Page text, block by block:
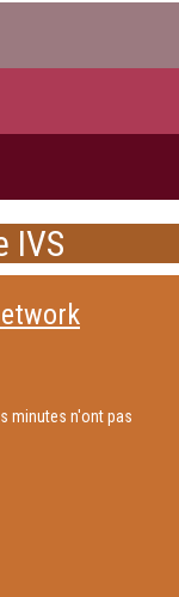
IVS
minutes n'ont pas